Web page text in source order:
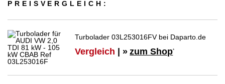
PREIS­VER­GLEICH:
Turbolader 03L253016FV bei Daparto.de
Vergleich | » zum Shop*